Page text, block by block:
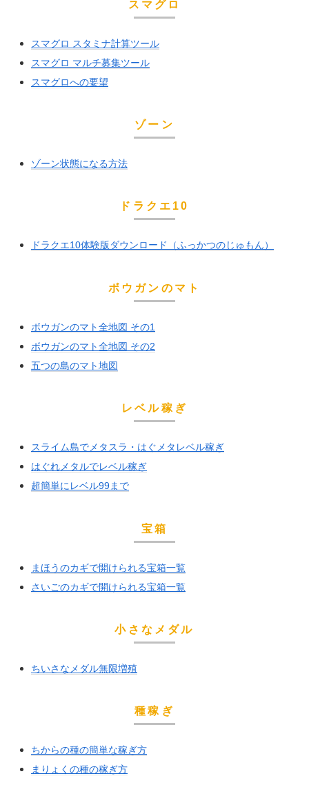
スマグロ
スマグロ スタミナ計算ツール
スマグロ マルチ募集ツール
スマグロへの要望
ゾーン
ゾーン状態になる方法
ドラクエ10
ドラクエ10体験版ダウンロード（ふっかつのじゅもん）
ボウガンのマト
ボウガンのマト全地図 その1
ボウガンのマト全地図 その2
五つの島のマト地図
レベル稼ぎ
スライム島でメタスラ・はぐメタレベル稼ぎ
はぐれメタルでレベル稼ぎ
超簡単にレベル99まで
宝箱
まほうのカギで開けられる宝箱一覧
さいごのカギで開けられる宝箱一覧
小さなメダル
ちいさなメダル無限増殖
種稼ぎ
ちからの種の簡単な稼ぎ方
まりょくの種の稼ぎ方